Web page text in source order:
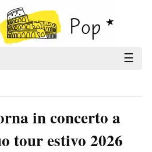
☰
in concerto a
tour estivo 2026